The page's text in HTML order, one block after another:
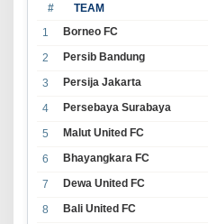
# TEAM
1 Borneo FC
2
Persib Bandung
3
Persija Jakarta
4
Persebaya Surabaya
5
Malut United FC
6
Bhayangkara FC
7
Dewa United FC
8
Bali United FC